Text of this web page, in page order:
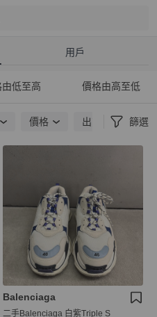
用戶
低至高 價格由高至低
價格 出貨地點 篩選
Balenciaga
二手Balenciaga 白紫Triple S